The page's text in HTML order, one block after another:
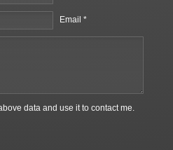
Email *
data and use it to contact me.